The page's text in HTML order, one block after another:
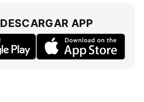
DESCARGAR APP